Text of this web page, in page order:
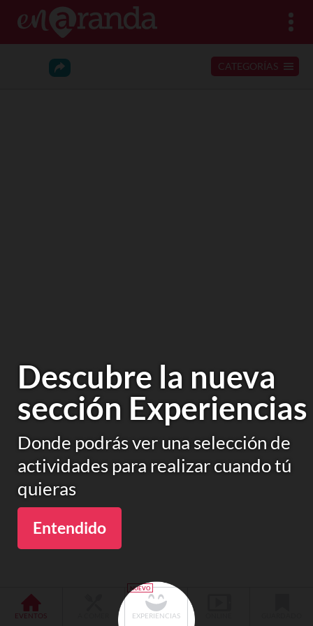
Descubre la nueva
sección Experiencias
Donde podrás ver una selección de
actividades para realizar cuando tú
quieras
Entendido
CATEGORÍAS
EVENTOS EXPERIENCIAS